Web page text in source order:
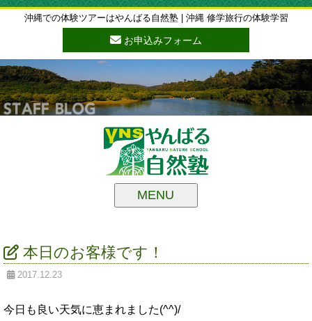
沖縄での体験ツアーはやんばる自然塾 | 沖縄 修学旅行の体験学習
お申込みフォーム
MENU
本日のお客様です！
2017.12.23
今日も良い天気に恵まれました(^^)/